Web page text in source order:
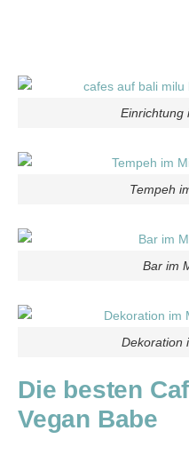
Einrichtung
Tempeh
Bar im
Dekoration
Die besten
Vegan Babe